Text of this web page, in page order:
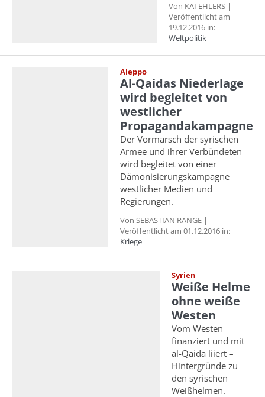
Von KAI EHLERS |
Veröffentlicht am
19.12.2016 in:
Weltpolitik
Aleppo
Al-Qaidas Niederlage
wird begleitet von
westlicher
Propagandakampagne
Der Vormarsch der syrischen
Armee und ihrer Verbündeten
wird begleitet von einer
Dämonisierungskampagne
westlicher Medien und
Regierungen.
Von SEBASTIAN RANGE |
Veröffentlicht am 01.12.2016 in:
Kriege
Syrien
Weiße Helme
ohne weiße
Westen
Vom Westen
finanziert und mit
al-Qaida liiert –
Hintergründe zu
den syrischen
Weißhelmen.